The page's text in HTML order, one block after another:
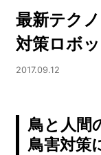
最新テク
対策ロボ
2017.09.12
鳥と人間
鳥害対策